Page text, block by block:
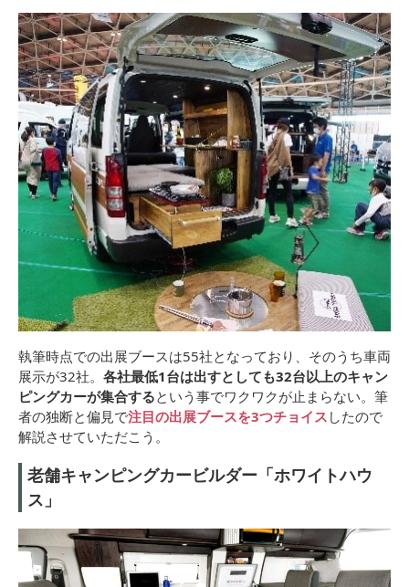
執筆時点での出展ブースは55社となっており、そのうち車両
展示が32社。 各社最低1台は出すとしても32台以上のキャン
ピングカーが集合するという事でワクワクが止まらない。筆
者の独断と偏見で注目の出展ブースを3つチョイス したので
解説させていただこう。
老舗キャンピングカービルダー「ホワイトハウ
ス」